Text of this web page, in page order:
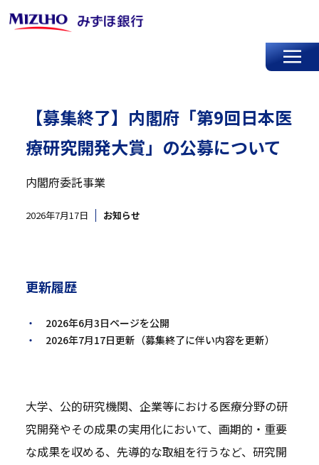
【募集終了】内閣府「第9回日本医
療研究開発大賞」の公募について
内閣府委託事業
2026年7月17日 お知らせ
更新履歴
2026年6月3日ページを公開
2026年7月17日更新（募集終了に伴い内容を更新）
大学、公的研究機関、企業等における医療分野の研
究開発やその成果の実用化において、画期的・重要
な成果を収める、先導的な取組を行うなど、研究開